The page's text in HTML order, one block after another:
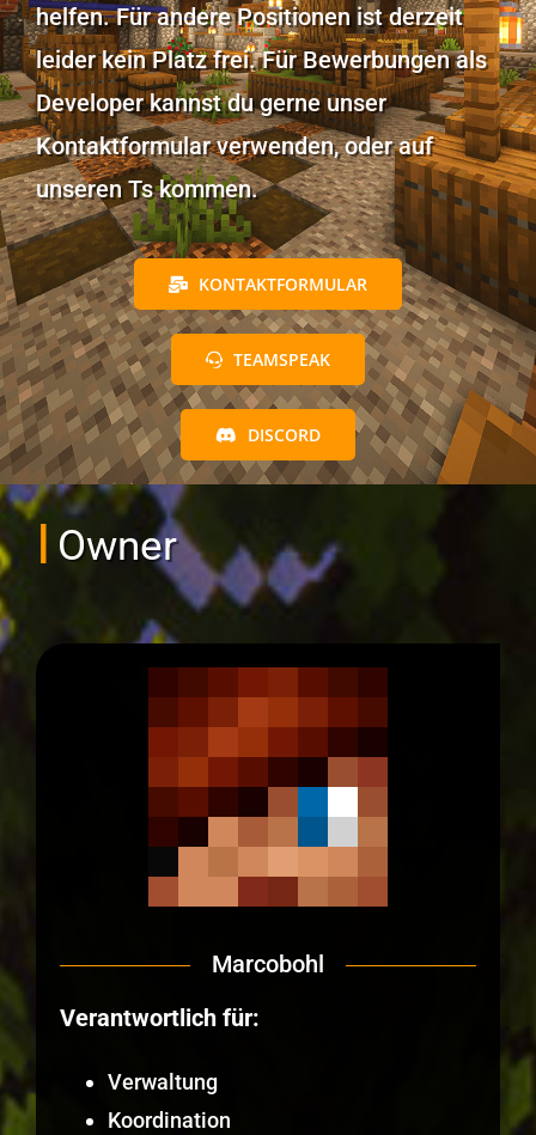
helfen. Für andere Positionen ist derzeit
leider kein Platz frei. Für Bewerbungen als
Developer kannst du gerne unser
Kontaktformular verwenden, oder auf
unseren Ts kommen.
KONTAKTFORMULAR
TEAMSPEAK
DISCORD
Owner
Marcobohl
Verantwortlich für:
Verwaltung
Koordination